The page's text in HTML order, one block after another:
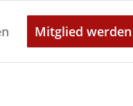
Mitglied werden